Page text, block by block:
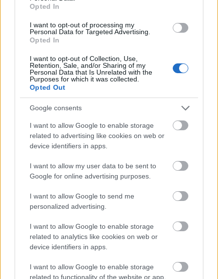
Opted In
I want to opt-out of processing my
Personal Data for Targeted Advertising.
Opted In
I want to opt-out of Collection, Use,
Retention, Sale, and/or Sharing of my
Personal Data that Is Unrelated with the
Purposes for which it was collected.
Opted Out
Google consents
I want to allow Google to enable storage
related to advertising like cookies on web or
device identifiers in apps.
I want to allow my user data to be sent to
Google for online advertising purposes.
I want to allow Google to send me
personalized advertising.
I want to allow Google to enable storage
related to analytics like cookies on web or
device identifiers in apps.
I want to allow Google to enable storage
related to functionality of the website or app.
som på norsk kan oversettes med «Åpne», skrevet
Der forteller hun ærlig om livet bak kulissen, om
årevis med angst og uro, interne stridigheter i
landslaget, mobbing og utfrysing.
Les mer:
Skistjernen avslører: – Vurderte om jeg skulle å
Meld deg på vårt nyhetsbrev
Meld deg på